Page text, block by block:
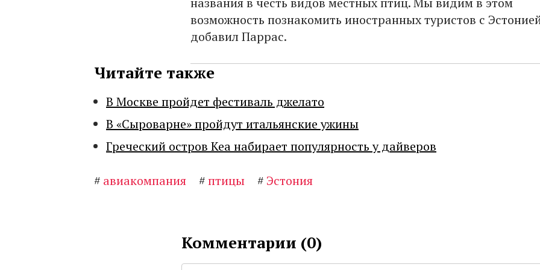
возможность познакомить иностранных туристов с
добавил Паррас.
Читайте также
В Москве пройдет фестиваль джелато
В «Сыроварне» пройдут итальянские ужины
Греческий остров Кеа набирает популярность у дайверов
# авиакомпания #птицы # Эстония
Комментарии (0)